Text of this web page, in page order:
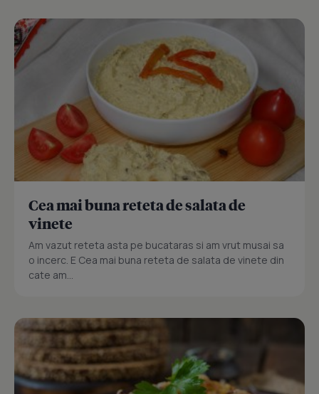
Cea mai buna reteta de salata de
vinete
Am vazut reteta asta pe bucataras si am vrut musai sa
o incerc. E Cea mai buna reteta de salata de vinete din
cate am...